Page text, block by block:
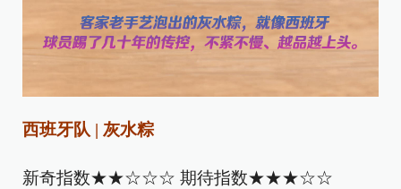
西班牙队 | 灰水粽
‌新奇指数★★☆☆☆ 期待指数★★★☆☆